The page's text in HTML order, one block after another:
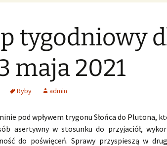
tygodniowy
maja 2021
Ryby admin
pod wpływem trygonu Słońca do Plutona,
asertywny w stosunku do przyjaciół,
do poświęceń. Sprawy przyspieszą w